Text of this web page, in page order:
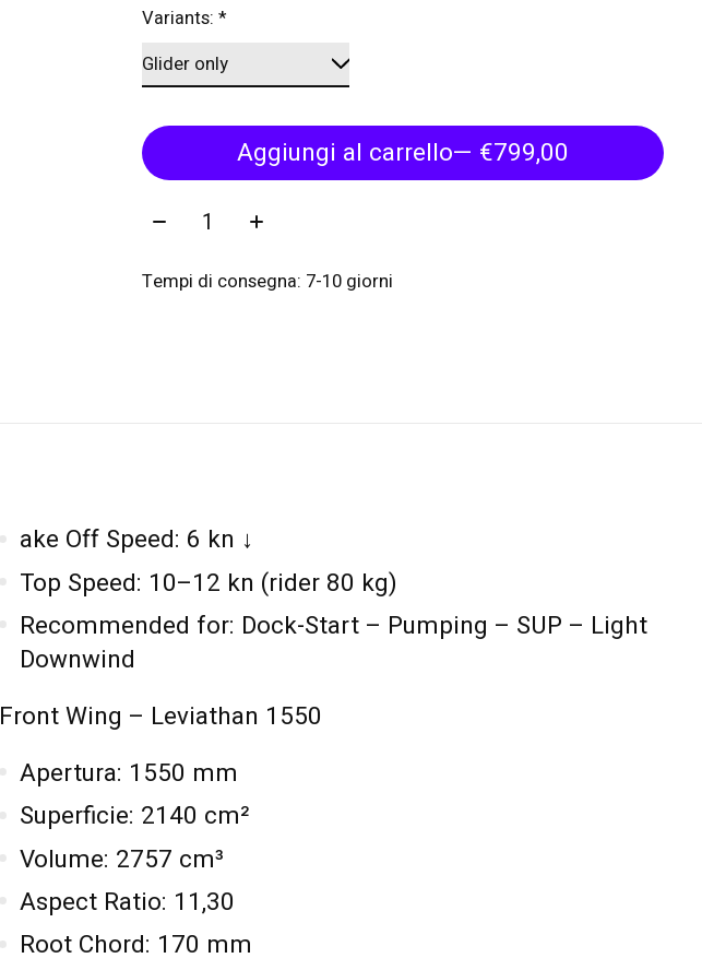
Variants:*
Aggiungi al carrello
— €799,00
Quantità:
Tempi di consegna: 7-10 giorni
ake Off Speed: 6 kn ↓
Top Speed: 10–12 kn (rider 80 kg)
Recommended for: Dock-Start – Pumping – SUP – Light
Downwind
Front Wing – Leviathan 1550
Apertura: 1550 mm
Superficie: 2140 cm²
Volume: 2757 cm³
Aspect Ratio: 11,30
Root Chord: 170 mm